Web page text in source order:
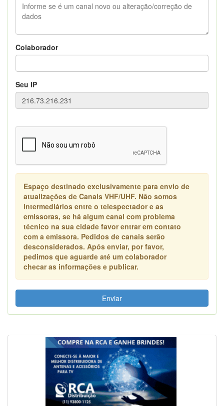
Colaborador
Seu IP
Espaço destinado exclusivamente para envio de
atualizações de Canais VHF/UHF. Não somos
intermediários entre o telespectador e as
emissoras, se há algum canal com problema
técnico na sua cidade favor entrar em contato
com a emissora. Pedidos de canais serão
desconsiderados. Após enviar, por favor,
pedimos que aguarde até um colaborador
checar as informações e publicar.
Enviar